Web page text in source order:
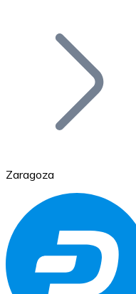
Bitcoin
Ethereum
ETH
Zaragoza